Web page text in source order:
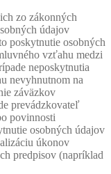
zo zákonných
údajov
poskytnutie osobných
vzťahu medzi
neposkytnutia
nevyhnutnom na
záväzkov
prevádzkovateľ
povinnosti
osobných údajov
úkonov
predpisov (napríklad